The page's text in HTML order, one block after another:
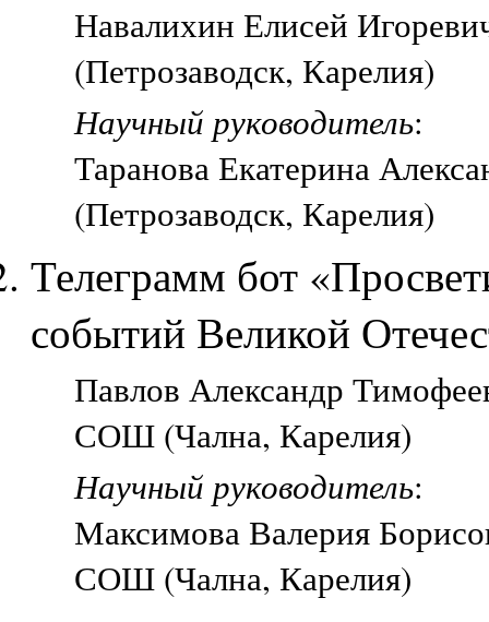
Навалихин Елисей
(Петрозаводск, Карелия)
Научный руководитель:
Таранова Екатерина
(Петрозаводск, Карелия)
Телеграмм бот
событий Великой
Павлов Александр
СОШ (Чална, Карелия)
Научный руководитель:
Максимова Валерия
СОШ (Чална, Карелия)